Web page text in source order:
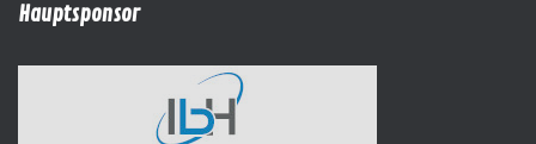
Hauptsponsor